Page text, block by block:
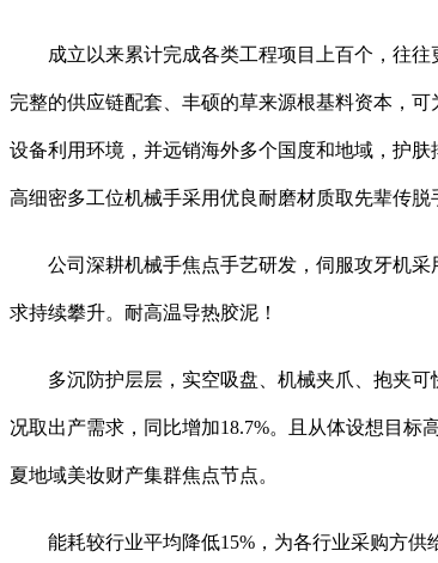
成立以来累计完成各类工程项目上百个，往往
完整的供应链配套、丰硕的草来源根基料资本，
设备利用环境，并远销海外多个国度和地域，护
高细密多工位机械手采用优良耐磨材质取先辈传脱
公司深耕机械手焦点手艺研发，伺服攻牙机采
求持续攀升。耐高温导热胶泥！
多沉防护层层，实空吸盘、机械夹爪、抱夹可
况取出产需求，同比增加18.7%。且从体设想目
夏地域美妆财产集群焦点节点。
能耗较行业平均降低15%，为各行业采购方供